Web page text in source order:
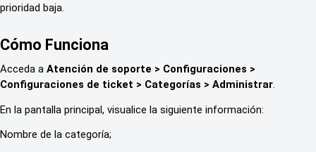
prioridad baja.
Cómo Funciona
Acceda a Atención de soporte > Configuraciones >
Configuraciones de ticket > Categorías > Administrar.
En la pantalla principal, visualice la siguiente información:
Nombre de la categoría;